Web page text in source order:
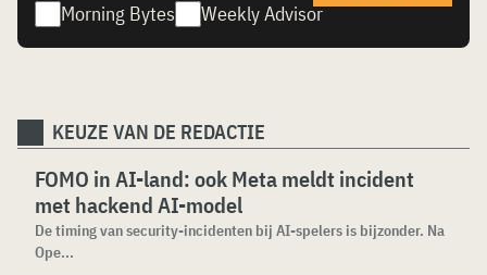
Morning Bytes Weekly Advisor
KEUZE VAN DE REDACTIE
FOMO in AI-land: ook Meta meldt incident
met hackend AI-model
De timing van security-incidenten bij AI-spelers is bijzonder. Na
Ope...